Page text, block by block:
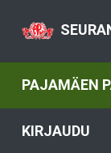
PAJAMÄEN
KIRJAUDU